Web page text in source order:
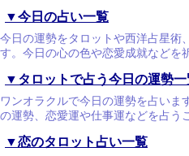
▼今日の占い一覧
今日の運勢をタロットや西洋占星術
す。今日の心の色や恋愛成就などを
▼タロットで占う今日の運勢一
ワンオラクルで今日の運勢を占いま
の運勢、恋愛運や仕事運などを占う
▼恋のタロット占い一覧